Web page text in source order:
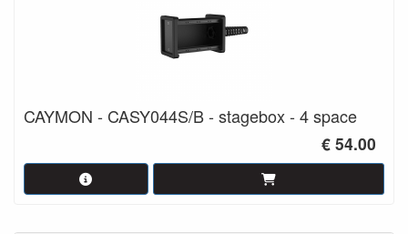
CAYMON - CASY044S/B - stagebox - 4 space
€ 54.00